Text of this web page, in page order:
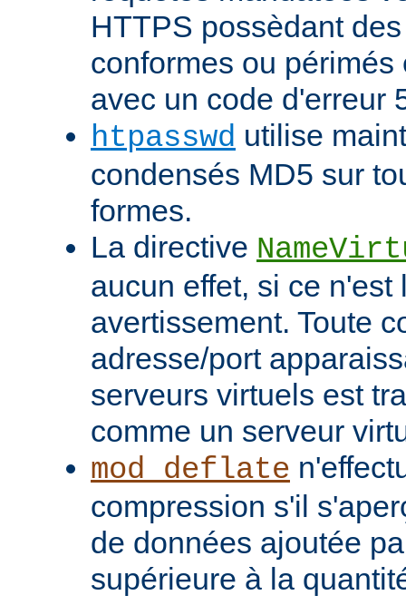
HTTPS possèdant
conformes ou
avec un code d'erreur
htpasswd utilise
condensés MD5 sur
formes.
La directive
aucun effet, si ce n'est
avertissement. Toute
adresse/port
serveurs virtuels est
comme un serveur
mod_deflate
compression s'il
de données ajoutée
supérieure à la